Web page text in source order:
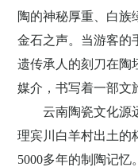
陶的神秘厚重、白族
金石之声。当游客的
遗传承人的刻刀在陶
媒介，书写着一部文
云南陶瓷文化源
理宾川白羊村出土的
5000多年的制陶记忆